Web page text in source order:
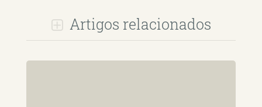
Artigos relacionados